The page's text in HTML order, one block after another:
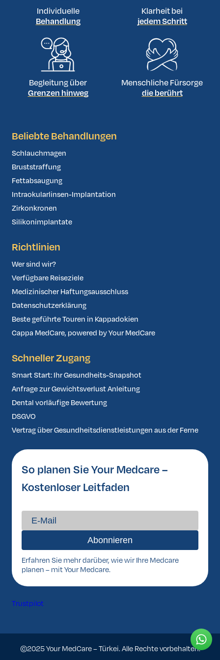
Individuelle
Behandlung
Klarheit bei
jedem Schritt
Begleitung über
Grenzen hinweg
Menschliche Fürsorge
die berührt
Beliebte Behandlungen
Schlauchmagen
Bruststraffung
Fettabsaugung
Intraokularlinsen-Implantation
Zirkonkronen
Silikonimplantate
Richtlinien
Wer sind wir?
Verfügbare Reiseziele
Medizinischer Haftungsausschluss
Datenschutzerklärung
Beste geführte Touren in Kappadokien
Cappa MedCare, powered by Your MedCare
Schneller Zugang
Smart Start: Ihr Gesundheits-Snapshot
Anfrage zur Gewichtsverlust Anleitung
Dental vorläufige Bewertung
DSGVO
Vertrag über Gesundheitsdienstleistungen aus der Ferne
So planen Sie Your Medcare –
Kostenloser Leitfaden
Erfahren Sie mehr darüber, wie wir Ihre Medcare
planen – mit Your Medcare.
Trustpilot
©2025 Your MedCare – Türkei. Alle Rechte vorbehalten.